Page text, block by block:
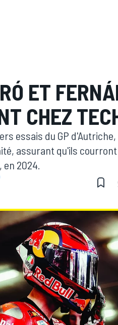
ET
CHEZ
essais du GP
assurant qu'ils
en 2024.